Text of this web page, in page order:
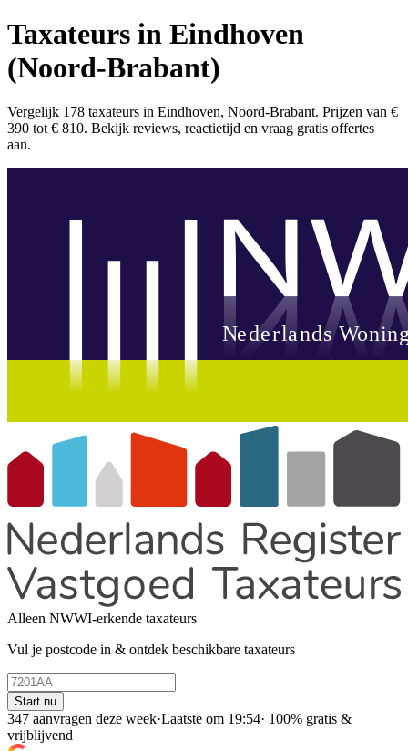
Taxateurs in Eindhoven
(Noord-Brabant)
Vergelijk 178 taxateurs in Eindhoven, Noord-Brabant. Prijzen van €
390 tot € 810. Bekijk reviews, reactietijd en vraag gratis offertes
aan.
Alleen NWWI-erkende taxateurs
Vul je postcode in & ontdek beschikbare taxateurs
Start nu
347 aanvragen deze week·Laatste om 19:54· 100% gratis &
vrijblijvend